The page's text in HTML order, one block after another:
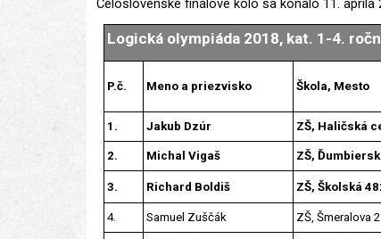
Celoslovenské finálové kolo sa konalo 11.
Logická olympiáda 2018, kat. 1-4.
P.č. Meno a priezvisko Škola, Mesto
1. Jakub Dzúr ZŠ, Haličská
2. Michal Vigaš ZŠ,
3. Richard Boldiš ZŠ, Školská
4. Samuel Zuščák ZŠ, Šmeralova